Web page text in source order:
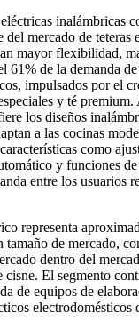
inalámbricas
del mercado de teteras
mayor flexibilidad,
61% de la demanda
impulsados ​​por el
y té
los diseños
a las cocinas
como
y funciones
entre los usuarios
representa
tamaño de mercado,
dentro del
cisne. El segmento
de equipos de
electrodomésticos